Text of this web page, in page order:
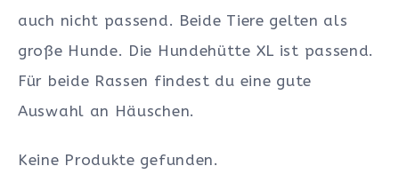
auch nicht passend. Beide Tiere gelten als
große Hunde. Die Hundehütte XL ist passend.
Für beide Rassen findest du eine gute
Auswahl an Häuschen.
Keine Produkte gefunden.